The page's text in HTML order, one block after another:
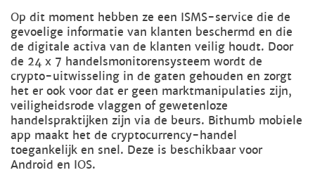
Op dit moment hebben ze een ISMS-service die de
gevoelige informatie van klanten beschermd en die
de digitale activa van de klanten veilig houdt. Door
de 24 x 7 handelsmonitorensysteem wordt de
crypto-uitwisseling in de gaten gehouden en zorgt
het er ook voor dat er geen marktmanipulaties zijn,
veiligheidsrode vlaggen of gewetenloze
handelspraktijken zijn via de beurs. Bithumb mobiele
app maakt het de cryptocurrency-handel
toegankelijk en snel. Deze is beschikbaar voor
Android en IOS.